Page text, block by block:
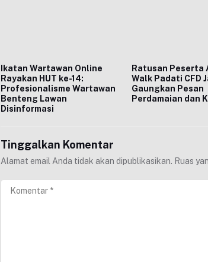
Ikatan Wartawan Online
Rayakan HUT ke-14:
Profesionalisme Wartawan
Benteng Lawan
Disinformasi
Ratusan Peserta
Walk Padati CFD
Gaungkan Pesan
Perdamaian dan
Tinggalkan Komentar
Alamat email Anda tidak akan dipublikasikan. Ruas